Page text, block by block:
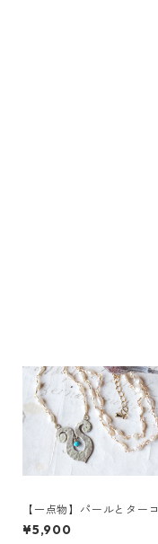
【一点物】パールとターコ
イズの真鍮モチーフネック
レス
¥5,900